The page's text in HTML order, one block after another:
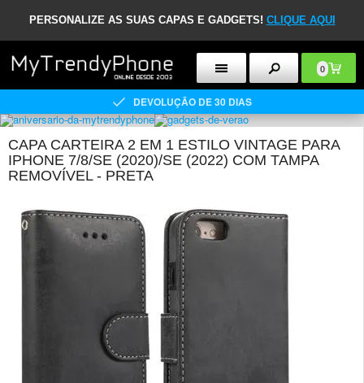
PERSONALIZE AS SUAS CAPAS E GADGETS! CLIQUE AQUI
0
DEVOLUÇÃO DE 30 DIAS
CAPA CARTEIRA 2 EM 1 ESTILO VINTAGE PARA
IPHONE 7/8/SE (2020)/SE (2022) COM TAMPA
REMOVÍVEL - PRETA